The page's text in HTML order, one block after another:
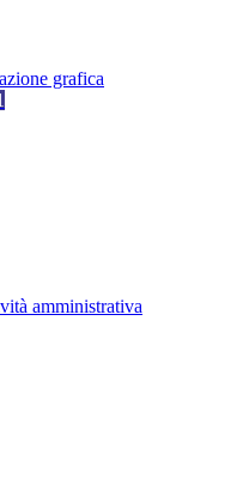
grafica
amministrativa